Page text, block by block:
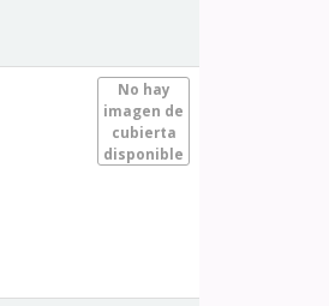
No hay
imagen de
cubierta
disponible